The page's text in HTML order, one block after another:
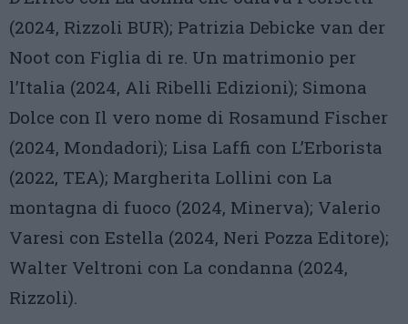
(2024, Rizzoli BUR); Patrizia Debicke van der
Noot con Figlia di re. Un matrimonio per
l’Italia (2024, Ali Ribelli Edizioni); Simona
Dolce con Il vero nome di Rosamund Fischer
(2024, Mondadori); Lisa Laffi con L’Erborista
(2022, TEA); Margherita Lollini con La
montagna di fuoco (2024, Minerva); Valerio
Varesi con Estella (2024, Neri Pozza Editore);
Walter Veltroni con La condanna (2024,
Rizzoli).